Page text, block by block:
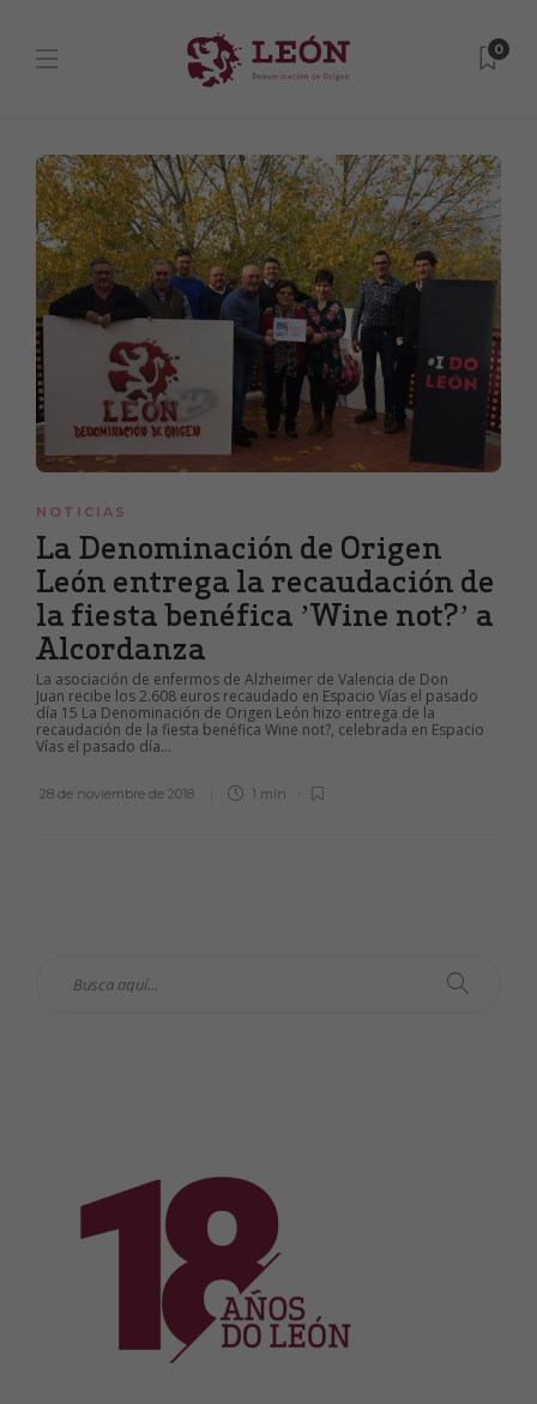
0
NOTICIAS
La Denominación de Origen
León entrega la recaudación de
la fiesta benéfica ’Wine not?’ a
Alcordanza
La asociación de enfermos de Alzheimer de Valencia de Don
Juan recibe los 2.608 euros recaudado en Espacio Vías el pasado
día 15 La Denominación de Origen León hizo entrega de la
recaudación de la fiesta benéfica Wine not?, celebrada en Espacio
Vías el pasado día...
28 de noviembre de 2018 1 min